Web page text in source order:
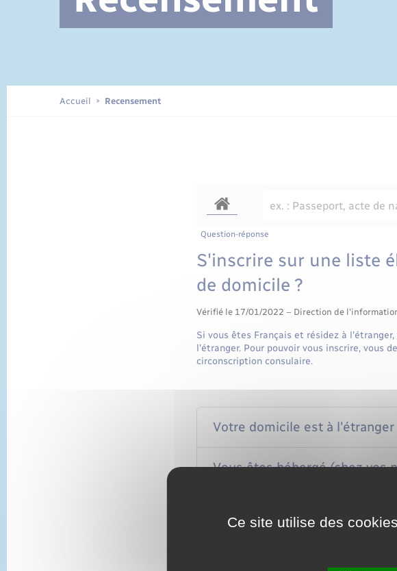
Documents d’identité
Accueil Recensement
Question-réponse
S'inscrire sur une liste
de domicile ?
Vérifié le 17/01/2022 – Direction de
Si vous êtes Français et résidez à
l'étranger. Pour pouvoir vous inscrire, vous
circonscription consulaire.
Votre domicile est à l'étranger
Vous êtes hébergé (chez vos
Vous avez des intérêts
Ce site utilise des